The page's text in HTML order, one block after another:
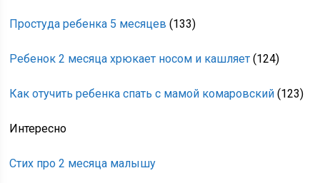
Простуда ребенка 5 месяцев (133)
Ребенок 2 месяца хрюкает носом и кашляет (124)
Как отучить ребенка спать с мамой комаровский (123)
Интересно
Стих про 2 месяца малышу